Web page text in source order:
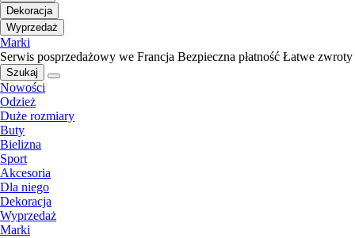
Dekoracja
Wyprzedaż
Marki
Serwis posprzedażowy we Francja Bezpieczna płatność Łatwe zwroty
Szukaj
Nowości
Odzież
Duże rozmiary
Buty
Bielizna
Sport
Akcesoria
Dla niego
Dekoracja
Wyprzedaż
Marki